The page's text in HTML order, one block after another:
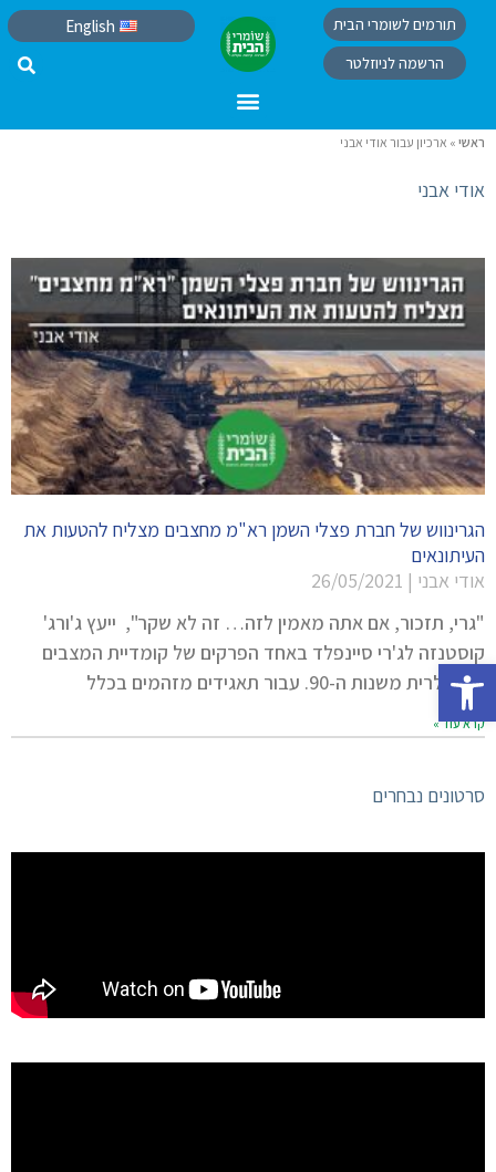
פתח סרגל נגישות
תורמים לשומרי הבית
הרשמה לניוזלטר
English
ראשי » ארכיון עבור אודי אבני
אודי אבני
הגרינווש של חברת פצלי השמן רא"מ מחצבים מצליח להטעות את
העיתונאים
אודי אבני
"גרי, תזכור, אם אתה מאמין לזה… זה לא שקר", ייעץ ג'ורג'
קוסטנזה לג'רי סיינפלד באחד הפרקים של קומדיית המצבים
הפופולרית משנות ה-90. עבור תאגידים מזהמים בכלל
קרא עוד »
סרטונים נבחרים